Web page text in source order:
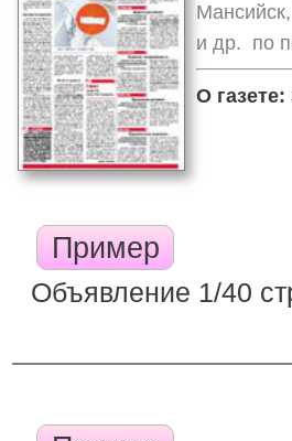
и др. по
О газете:
Пример
Объявление 1/40